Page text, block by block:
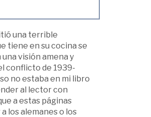
una terrible
tiene en su cocina se
visión amena y
conflicto de 1939-
no estaba en mi libro
al lector con
a estas páginas
los alemanes o los